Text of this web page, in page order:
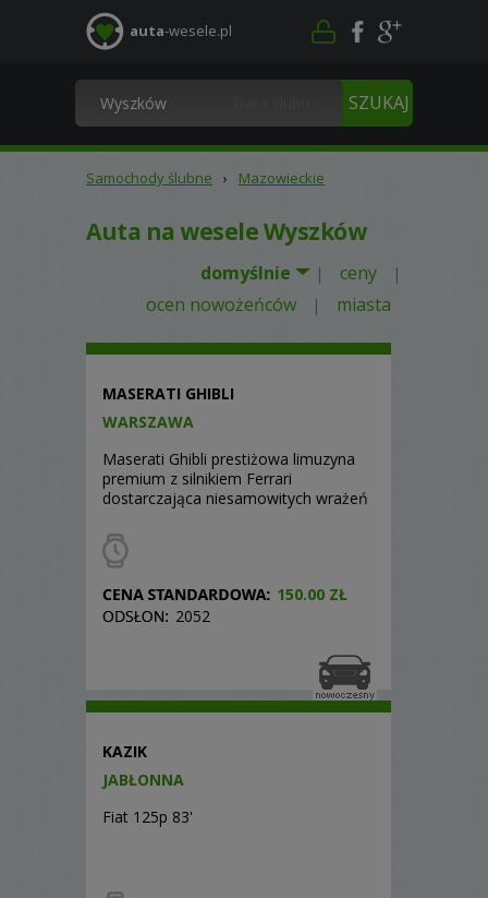
auta-wesele.pl
Samochody ślubne › Mazowieckie
Auta na wesele Wyszków
domyślnie | ceny |
ocen nowożeńców | miasta
MASERATI GHIBLI
WARSZAWA
Maserati Ghibli prestiżowa limuzyna
premium z silnikiem Ferrari
dostarczająca niesamowitych wrażeń
150.00 ZŁ
2052
KAZIK
JABŁONNA
Fiat 125p 83'